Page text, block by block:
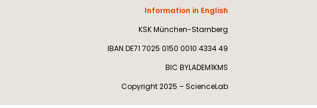
Information in English
KSK München-Starnberg
IBAN DE71 7025 0150 0010 4334 49
BIC BYLADEM1KMS
Copyright 2025 – ScienceLab